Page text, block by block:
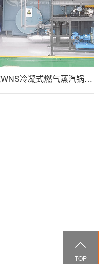

TOP
6吨WNS冷凝式燃气蒸汽锅炉项目-济仁药业